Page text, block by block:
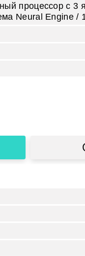
процессор с 3
Neural Engine